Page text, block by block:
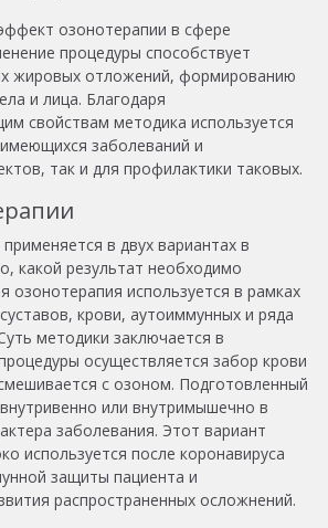
озонотерапии в сфере
процедуры способствует
жировых отложений, формированию
и лица. Благодаря
свойствам методика используется
заболеваний и
так и для профилактики таковых.
в двух вариантах в
какой результат необходимо
озонотерапия используется в рамках
крови, аутоиммунных и ряда
методики заключается в
осуществляется забор крови
с озоном. Подготовленный
или внутримышечно в
заболевания. Этот вариант
используется после коронавируса
защиты пациента и
распространенных осложнений.